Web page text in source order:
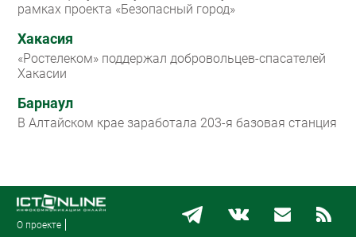
рамках проекта «Безопасный город»
Хакасия
«Ростелеком» поддержал добровольцев-спасателей
Хакасии
Барнаул
В Алтайском крае заработала 203-я базовая станция
О проекте